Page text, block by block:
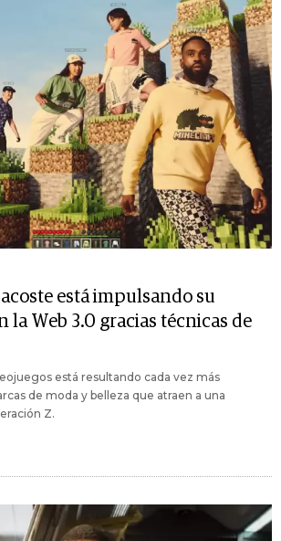
está impulsando su
la Web 3.0 gracias técnicas de
está resultando cada vez más
de moda y belleza que atraen a una
Z.